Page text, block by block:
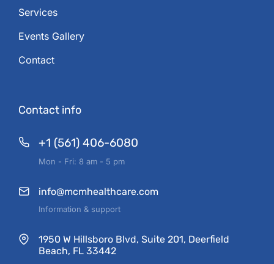
Services
Events Gallery
Contact
Contact info
+1 (561) 406-6080
Mon - Fri: 8 am - 5 pm
info@mcmhealthcare.com
Information & support
1950 W Hillsboro Blvd, Suite 201, Deerfield
Beach, FL 33442